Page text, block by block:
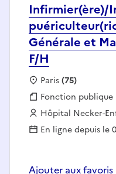
Infirmier(ère)/
Générale et
F/H
Localisation :
Paris(75)
Fonction publique
Fonction
Employeur :
Hôpital Necker-
En ligne depuis le
Ajouter aux favoris